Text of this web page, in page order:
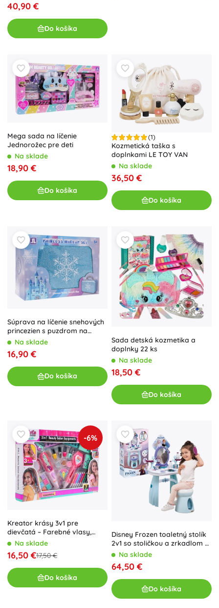
40,90 €
Do košíka
Mega sada na líčenie
Jednorožec pre deti
Na sklade
18,90 €
Do košíka
(1)
Kozmetická taška s
doplnkami LE TOY VAN
Na sklade
36,50 €
Do košíka
Súprava na líčenie snehových
princezien s puzdrom na
prenášanie
Na sklade
16,90 €
Do košíka
Sada detská kozmetika a
doplnky 22 ks
Na sklade
18,50 €
Do košíka
-6%
Kreator krásy 3v1 pre
dievčatá – Farebné vlasy,
Manikúra, Tetovanie
Na sklade
16,50 €17,50 €
Do košíka
Disney Frozen toaletný stolík
2v1 so stoličkou a zrkadlom +
10 doplnkov
Na sklade
64,50 €
Do košíka